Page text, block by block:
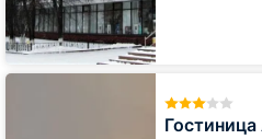
Гостиница